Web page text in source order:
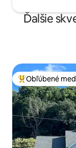
Ďalšie
Najobľúbenejšie
Obľúbené